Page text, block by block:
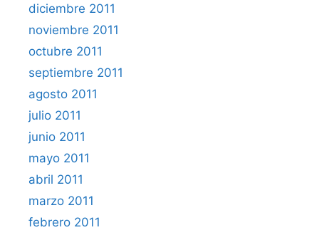
diciembre 2011
noviembre 2011
octubre 2011
septiembre 2011
agosto 2011
julio 2011
junio 2011
mayo 2011
abril 2011
marzo 2011
febrero 2011